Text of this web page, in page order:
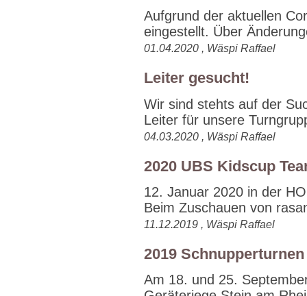
Aufgrund der aktuellen
eingestellt. Über
01.04.2020 , Wäspi Raffael
Leiter gesucht!
Wir sind stehts auf der
Leiter für unsere
04.03.2020 , Wäspi Raffael
2020 UBS Kidscup
12. Januar 2020 in der
Beim Zuschauen von
11.12.2019 , Wäspi Raffael
2019
Am 18. und 25.